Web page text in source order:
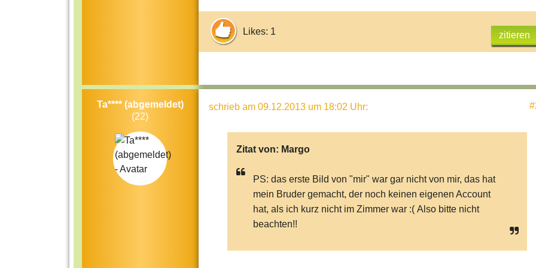
Likes: 1 zitieren
Ta**** (abgemeldet)
(22)
schrieb am 09.12.2013 um 18:02 Uhr:
Zitat von: Margo
PS: das erste Bild von "mir" war gar nicht von mir, das hat
mein Bruder gemacht, der noch keinen eigenen Account
hat, als ich kurz nicht im Zimmer war :( Also bitte nicht
beachten!!